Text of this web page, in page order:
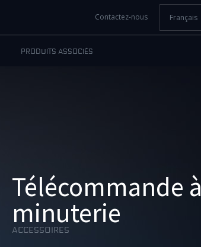
Contactez-nous Français
PRODUITS ASSOCIÉS
Télécommande à
minuterie
ACCESSOIRES